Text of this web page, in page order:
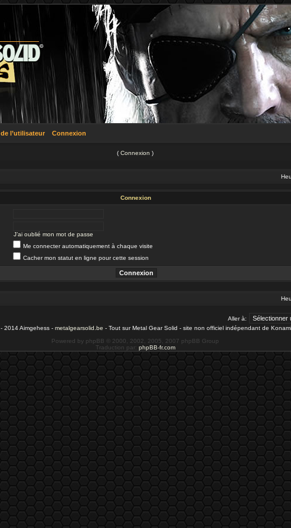
l’utilisateur Connexion
( Connexion )
Connexion
J’ai oublié mon mot de passe
Me connecter automatiquement à chaque visite
Cacher mon statut en ligne pour cette session
Aller à:
2014 Aimgehess - metalgearsolid.be - Tout sur Metal Gear Solid - site non officiel indépendant de Konami
Powered by phpBB © 2000, 2002, 2005, 2007 phpBB Group
Traduction par: phpBB-fr.com